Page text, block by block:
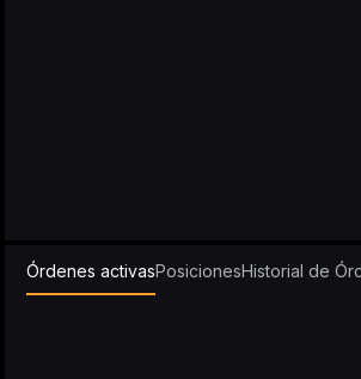
Órdenes activasPosicionesHistorial de